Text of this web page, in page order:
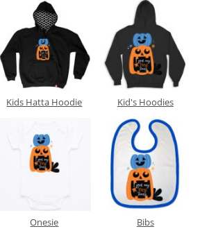
Kids Hatta Hoodie Kid's Hoodies
Onesie Bibs